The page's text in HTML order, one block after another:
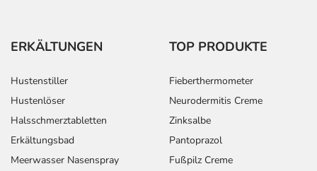
ERKÄLTUNGEN
Hustenstiller
Hustenlöser
Halsschmerztabletten
Erkältungsbad
Meerwasser Nasenspray
TOP PRODUKTE
Fieberthermometer
Neurodermitis Creme
Zinksalbe
Pantoprazol
Fußpilz Creme